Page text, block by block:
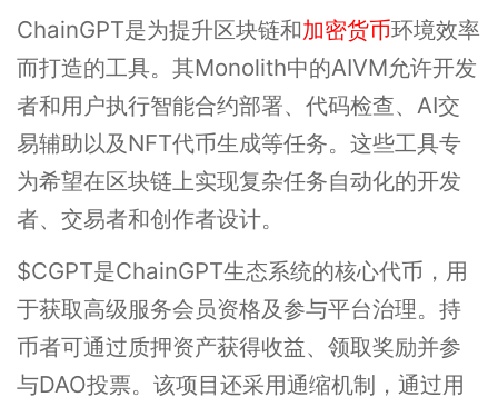
ChainGPT是为提升区块链和加密货币环境效率
而打造的工具。其Monolith中的AIVM允许开发
者和用户执行智能合约部署、代码检查、AI交
易辅助以及NFT代币生成等任务。这些工具专
为希望在区块链上实现复杂任务自动化的开发
者、交易者和创作者设计。
$CGPT是ChainGPT生态系统的核心代币，用
于获取高级服务会员资格及参与平台治理。持
币者可通过质押资产获得收益、领取奖励并参
与DAO投票。该项目还采用通缩机制，通过用